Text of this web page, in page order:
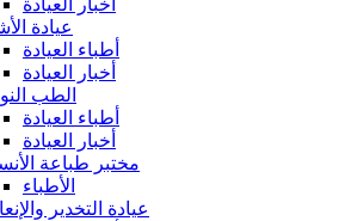
عيادة
أطباء العيادة
أخبار العيادة
الطب
أطباء العيادة
أخبار العيادة
مختبر طباعة
الأطباء
عيادة التخدير